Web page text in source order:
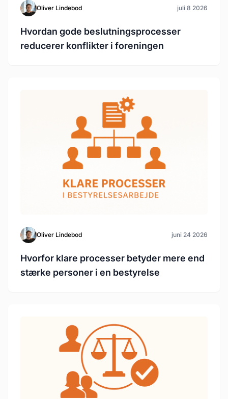
Oliver Lindebod juli 8 2026
Hvordan gode beslutningsprocesser
reducerer konflikter i foreningen
Oliver Lindebod juni 24 2026
Hvorfor klare processer betyder mere end
stærke personer i en bestyrelse